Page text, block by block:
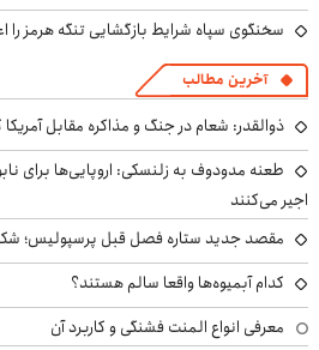
سخنگوی سپاه شرایط بازگشایی تنگه هرمز را
آخرین مطالب
ذوالقدر: شعام در جنگ و مذاکره مقابل آمریکا
طعنه مدودوف به زلنسکی: اروپایی‌ها برای
اجیر می‌کنند
مقصد جدید ستاره فصل قبل پرسپولیس؛
کدام آبمیوه‌ها واقعا سالم هستند؟
معرفی انواع المنت فشنگی و کاربرد آن